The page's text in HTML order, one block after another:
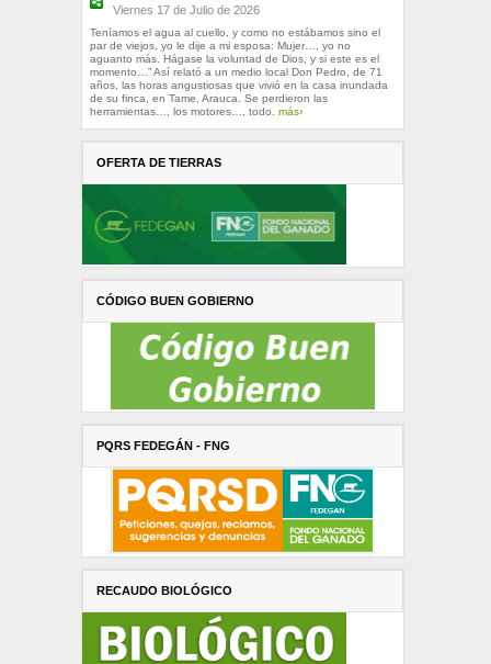
Viernes 17 de Julio de 2026
Teníamos el agua al cuello, y como no estábamos sino el
par de viejos, yo le dije a mi esposa: Mujer…, yo no
aguanto más. Hágase la voluntad de Dios, y si este es el
momento…” Así relató a un medio local Don Pedro, de 71
años, las horas angustiosas que vivió en la casa inundada
de su finca, en Tame, Arauca. Se perdieron las
herramientas…, los motores…, todo. más›
OFERTA DE TIERRAS
CÓDIGO BUEN GOBIERNO
PQRS FEDEGÁN - FNG
RECAUDO BIOLÓGICO